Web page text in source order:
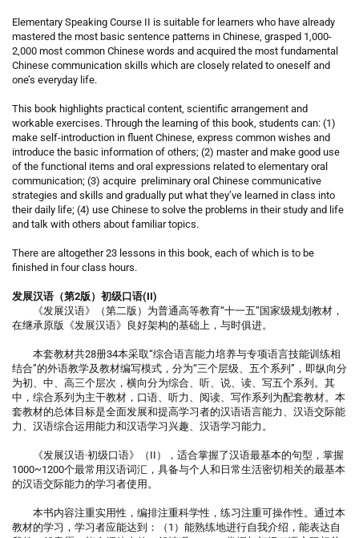
Elementary Speaking Course II is suitable for learners who have already
mastered the most basic sentence patterns in Chinese, grasped 1,000-
2,000 most common Chinese words and acquired the most fundamental
Chinese communication skills which are closely related to oneself and
one’s everyday life.
This book highlights practical content, scientific arrangement and
workable exercises. Through the learning of this book, students can: (1)
make self-introduction in fluent Chinese, express common wishes and
introduce the basic information of others; (2) master and make good use
of the functional items and oral expressions related to elementary oral
communication; (3) acquire preliminary oral Chinese communicative
strategies and skills and gradually put what they’ve learned in class into
their daily life; (4) use Chinese to solve the problems in their study and life
and talk with others about familiar topics.
There are altogether 23 lessons in this book, each of which is to be
finished in four class hours.
发展汉语（第2版）初级口语(II)
《发展汉语》（第二版）为普通高等教育“十一五”国家级规划教材，
在继承原版《发展汉语》良好架构的基础上，与时俱进。
本套教材共28册34本采取“综合语言能力培养与专项语言技能训练相
结合”的外语教学及教材编写模式，分为“三个层级、五个系列”，即纵向分
为初、中、高三个层次，横向分为综合、听、说、读、写五个系列。其
中，综合系列为主干教材，口语、听力、阅读、写作系列为配套教材。本
套教材的总体目标是全面发展和提高学习者的汉语语言能力、汉语交际能
力、汉语综合运用能力和汉语学习兴趣、汉语学习能力。
《发展汉语·初级口语》（II），适合掌握了汉语最基本的句型，掌握
1000~1200个最常用汉语词汇，具备与个人和日常生活密切相关的最基本
的汉语交际能力的学习者使用。
本书内容注重实用性，编排注重科学性，练习注重可操作性。通过本
教材的学习，学习者应能达到：（1）能熟练地进行自我介绍，能表达自